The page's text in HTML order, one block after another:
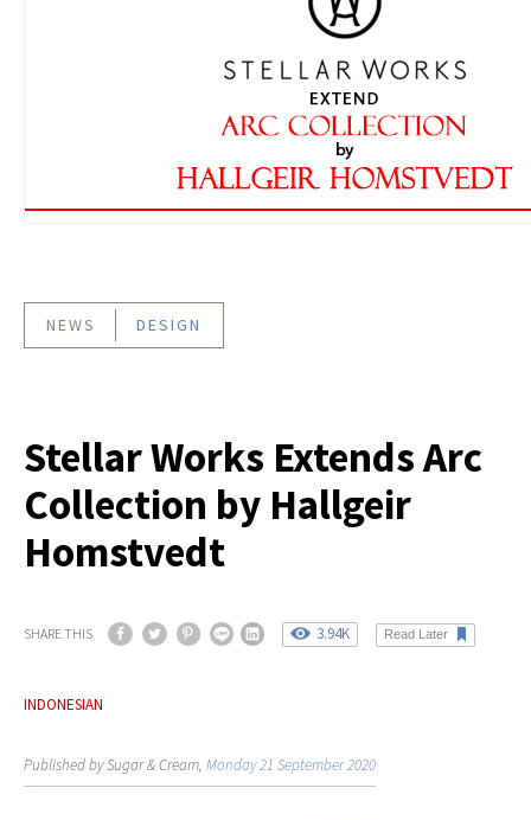
NEWS DESIGN
Stellar Works Extends Arc
Collection by Hallgeir
Homstvedt
SHARE THIS 3.94K Read Later
INDONESIAN
Published by Sugar & Cream, Monday 21 September 2020